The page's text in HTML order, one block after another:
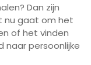
Dan zijn
nu gaat om het
of het vinden
naar persoonlijke